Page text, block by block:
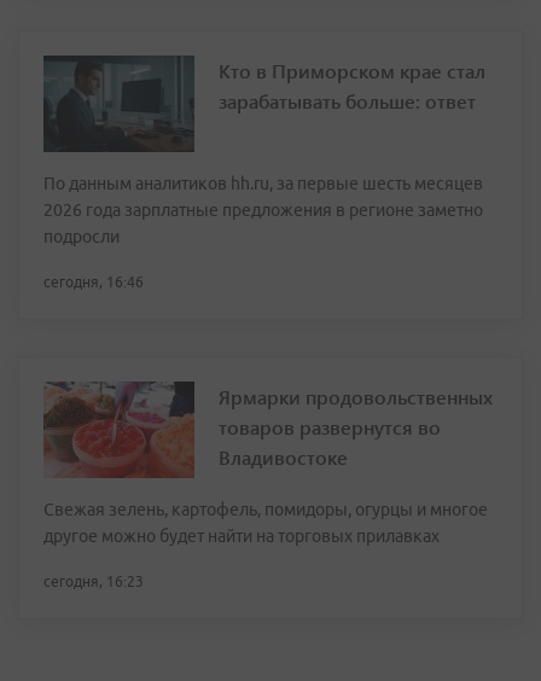
Кто в Приморском крае стал
зарабатывать больше: ответ
По данным аналитиков hh.ru, за первые шесть месяцев
2026 года зарплатные предложения в регионе заметно
подросли
сегодня, 16:46
Ярмарки продовольственных
товаров развернутся во
Владивостоке
Свежая зелень, картофель, помидоры, огурцы и многое
другое можно будет найти на торговых прилавках
сегодня, 16:23